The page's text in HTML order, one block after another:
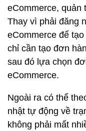
eCommerce, quản
Thay vì phải đăng
eCommerce để
chỉ cần tạo đơn
sau đó lựa chọn
eCommerce.
Ngoài ra có thể
nhật tự động về
không phải mất